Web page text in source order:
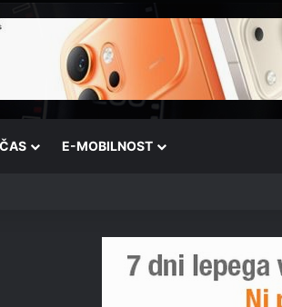
E-MOBILNOST